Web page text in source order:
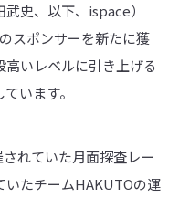
史、以下、ispace）
スポンサーを新たに獲
いレベルに引き上げる
います。
れていた月面探査レー
いたチームHAKUTOの運